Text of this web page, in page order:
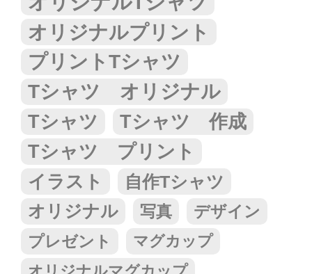
オリジナルプリント
プリントTシャツ
Tシャツ オリジナル
Tシャツ
Tシャツ 作成
Tシャツ プリント
イラスト 自作Tシャツ
オリジナル 写真
デザイン
プレゼント
マグカップ